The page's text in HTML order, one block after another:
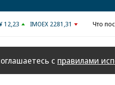
12,23 IMOEX 2281,31 Что
с правилами